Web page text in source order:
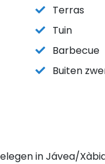
Terras
Tuin
Barbecue
Buiten
in Jávea/